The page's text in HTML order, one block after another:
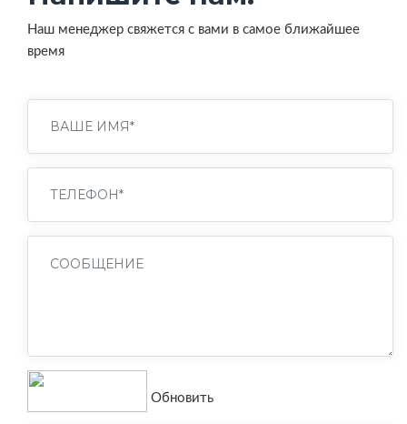
Наш менеджер свяжется с вами в самое ближайшее
время
Обновить